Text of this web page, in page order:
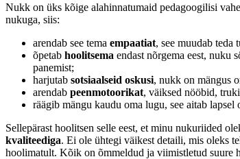
Nukk on üks kõige alahinnatumaid pedagoogilisi
nukuga, siis:
arendab see tema empaatiat, see muudab teda
õpetab hoolitsema endast nõrgema eest, nuku
panemist;
harjutab sotsiaalseid oskusi, nukk on mängus
arendab peenmotoorikat, väiksed nööbid,
räägib mängu kaudu oma lugu, see aitab lapsel
Sellepärast hoolitsen selle eest, et minu nukuriided
kvaliteediga. Ei ole ühtegi väikest detaili, mis oleks
hoolimatult. Kõik on õmmeldud ja viimistletud suure